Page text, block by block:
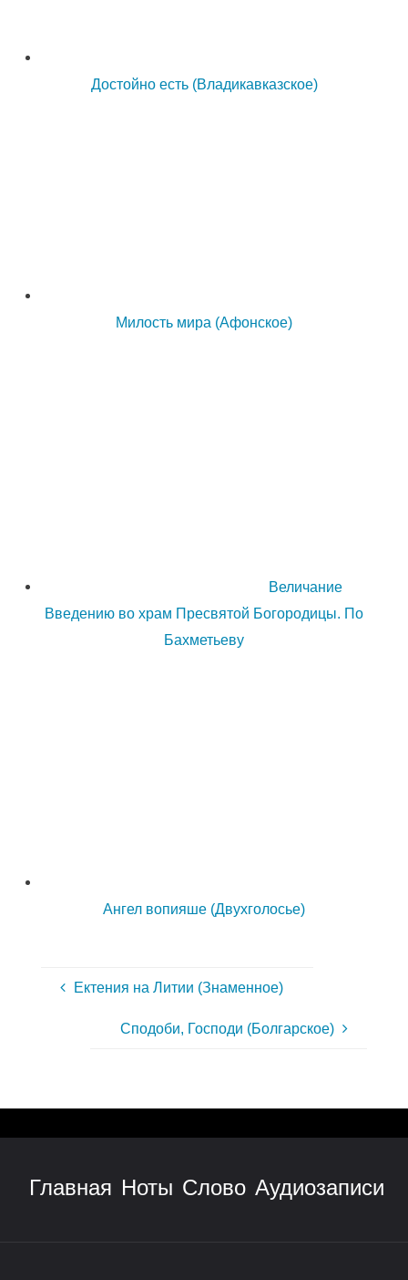
Достойно есть (Владикавказское)
Милость мира (Афонское)
Величание
Введению во храм Пресвятой Богородицы. По
Бахметьеву
Ангел вопияше (Двухголосье)
Ектения на Литии (Знаменное)
Сподоби, Господи (Болгарское)
Главная Ноты Слово Аудиозаписи